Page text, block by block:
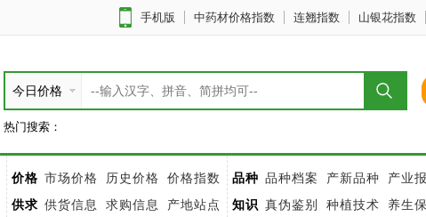
手机版 中药材价格指数 连翘指数 山银花指数
今日价格
热门搜索：
价格 市场价格 历史价格
价格指数
供求 供货信息 求购信息 产地站点
品种 品种档案 产新品种
产业
知识 真伪鉴别 种植技术 养生